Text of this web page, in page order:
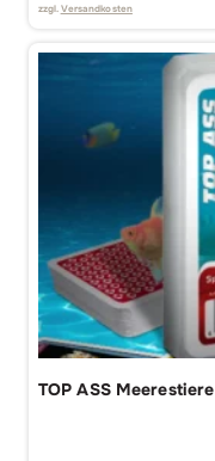
zzgl. Versandkosten
TOP ASS Meerestiere